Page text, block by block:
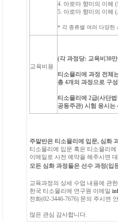
4. 아로마 향미의 이해
5. 아로마 향미의 이해
* 각 종류별 여러 다양한
교육비용
(각 과정당: 교육비30
티소믈리에 과정 전체
총 4개의 과정으로 구
티소믈리에 2급(사단
공동주관) 시험 응시는
주말반은 티소믈리에 입문, 심화
티소믈리에 입문 혹은 티소믈리
이메일로 사전 예약을 해주시면
모든 심화 과정들은 선수 과정(입
교육과정의 상세 수업 내용에 관
한국 티소믈리에 연구원 이메일
전화(02-3446-7676) 문의 주시면
많은 관심 감사합니다.